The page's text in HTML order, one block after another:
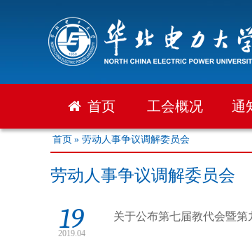
首页 工会概况 通
首页 » 劳动人事争议调解委员会
劳动人事争议调解委员会
19
2019.04
关于公布第七届教代会暨